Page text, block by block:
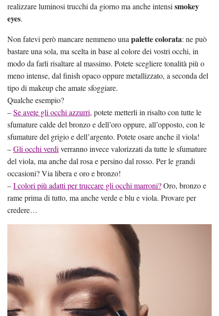
realizzare luminosi trucchi da giorno ma anche intensismokey
eyes.
Non fatevi però mancare nemmeno unapalette colorata: ne può
bastare una sola, ma scelta in base al colore dei vostri occhi, in
modo da farli risaltare al massimo. Potete scegliere tonalità più o
meno intense, dal finish opaco oppure metallizzato, a seconda del
tipo di makeup che amate sfoggiare.
Qualche esempio?
–Se avete gli occhi azzurri, potete metterli in risalto con tutte le
sfumature calde del bronzo e dell’oro oppure, all’opposto, con le
sfumature del grigio e dell’argento. Potete osare anche il viola!
–Gli occhi verdiverranno invece valorizzati da tutte le sfumature
del viola, ma anche dal rosa e persino dal rosso. Per le grandi
occasioni? Via libera e oro e bronzo!
–I colori più adatti per truccare gli occhi marroni?Oro, bronzo e
rame prima di tutto, ma anche verde e blu e viola. Provare per
credere…